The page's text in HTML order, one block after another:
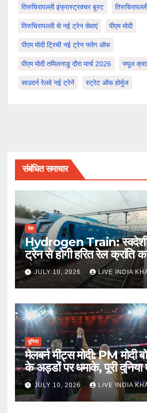
तिरुचिरापल्ली इंफ्रास्ट्रक्चर बूस्ट
तिरुचिरापल्ली से नई ट्रेन सेवाएं पीएम मोदी
पीएम मोदी ट्रिची नई ट्रेन फ्लैग ऑफ
पीएम मोदी तमिलनाडु दौरा मार्च 2026 फ्यूल
साउदर्न रेलवे नई ट्रेनें स्ट्रेट ऑफ होर्मुज
संबंधित समाचार
देश
Hydrogen Train: स्वदेशी
ट्रेन से होगी हरित रेल क्रांति
JULY 10, 2026 LIVE INDIA
दुनिया
मेलबर्न मीट्स मोदी: PM मोदी
के अड्डों पर धमाके, पूरी दुनिया
की ताकत
JULY 10, 2026 LIVE INDIA